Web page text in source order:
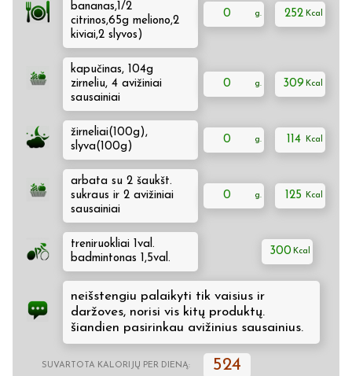
bananas,1/2
citrinos,65g meliono,2
kiviai,2 slyvos)
0 252
kapučinas, 104g
zirneliu, 4 avižiniai
sausainiai
0 309
žirneliai(100g),
slyva(100g)
0 114
arbata su 2 šaukšt.
sukraus ir 2 avižiniai
sausainiai
0 125
treniruokliai 1val.
badmintonas 1,5val.
300
neišstengiu palaikyti tik vaisius ir
daržoves, norisi vis kitų produktų.
šiandien pasirinkau avižinius sausainius.
SUVARTOTA KALORIJŲ PER DIENĄ: 524